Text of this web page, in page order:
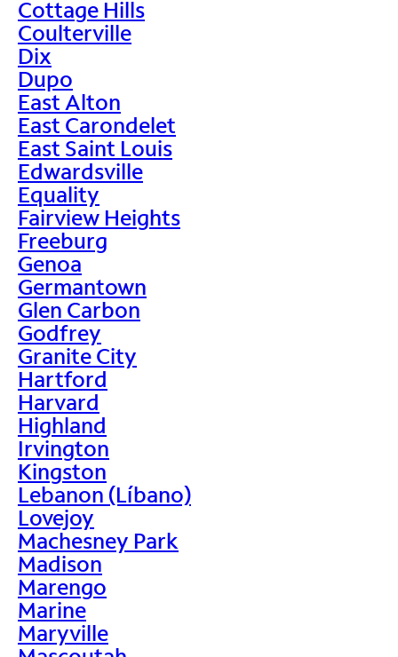
Cottage Hills
Coulterville
Dix
Dupo
East Alton
East Carondelet
East Saint Louis
Edwardsville
Equality
Fairview Heights
Freeburg
Genoa
Germantown
Glen Carbon
Godfrey
Granite City
Hartford
Harvard
Highland
Irvington
Kingston
Lebanon (Líbano)
Lovejoy
Machesney Park
Madison
Marengo
Marine
Maryville